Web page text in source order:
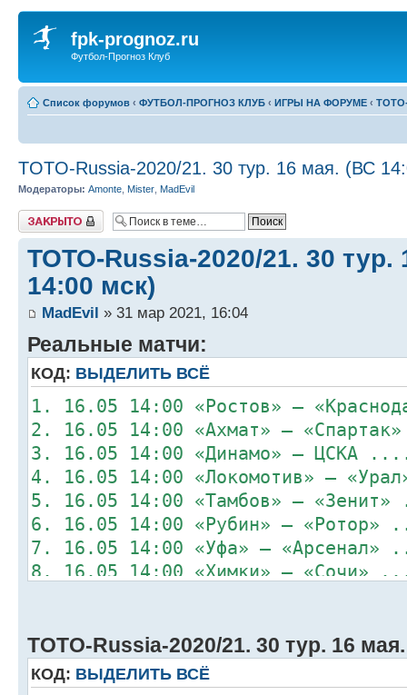
fpk-prognoz.ru
Футбол-Прогноз Клуб
Список форумов ‹ ФУТБОЛ-ПРОГНОЗ КЛУБ ‹ ИГРЫ НА ФОРУМЕ ‹
TOTO-Russia-2020/21. 30 тур. 16 мая. (ВС
Модераторы: Amonte Mister MadEvil
Закрыто
TOTO-Russia-2020/21. 30
14:00 мск)
MadEvil » 31 мар 2021, 16:04
Реальные матчи:
КОД: ВЫДЕЛИТЬ ВСЁ
1. 16.05 14:00 «Ростов» –
2. 16.05 14:00 «Ахмат» –
3. 16.05 14:00 «Динамо» –
4. 16.05 14:00 «Локомотив» –
5. 16.05 14:00 «Тамбов» –
6. 16.05 14:00 «Рубин» –
7. 16.05 14:00 «Уфа» –
8. 16.05 14:00 «Химки» –
TOTO-Russia-2020/21. 30 тур. 16
КОД: ВЫДЕЛИТЬ ВСЁ